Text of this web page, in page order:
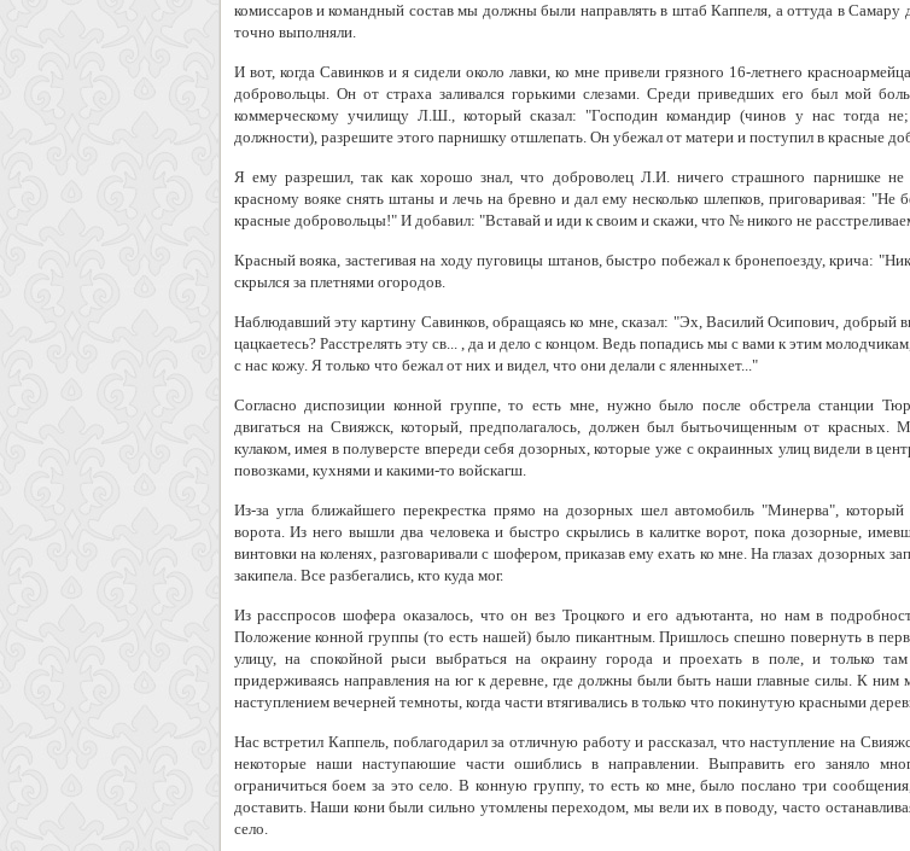
комиссаров и командный состав мы должны были направлять в штаб Каппеля, а оттуда в Самару
точно выполняли.
И вот, когда Савинков и я сидели около лавки, ко мне привели грязного 16-летнего
добровольцы. Он от страха заливался горькими слезами. Среди приведших его был мой
коммерческому училищу Л.Ш., который сказал: "Господин командир (чинов у нас тогда
должности), разрешите этого парнишку отшлепать. Он убежал от матери и поступил в красные
Я ему разрешил, так как хорошо знал, что доброволец Л.И. ничего страшного парнишке не
красному вояке снять штаны и лечь на бревно и дал ему несколько шлепков, приговаривая: "Не
красные добровольцы!" И добавил: "Вставай и иди к своим и скажи, что № никого не
Красный вояка, застегивая на ходу пуговицы штанов, быстро побежал к бронепоезду, крича:
скрылся за плетнями огородов.
Наблюдавший эту картину Савинков, обращаясь ко мне, сказал: "Эх, Василий Осипович, добрый
цацкаетесь? Расстрелять эту св... , да и дело с концом. Ведь попадись мы с вами к этим
с нас кожу. Я только что бежал от них и видел, что они делали с яленныхет..."
Согласно диспозиции конной группе, то есть мне, нужно было после обстрела станции
двигаться на Свияжск, который, предполагалось, должен был бытьочищенным от
кулаком, имея в полуверсте впереди себя дозорных, которые уже с окраинных улиц видели в
повозками, кухнями и какими-то войскагш.
Из-за угла ближайшего перекрестка прямо на дозорных шел автомобиль "Минерва", который
ворота. Из него вышли два человека и быстро скрылись в калитке ворот, пока дозорные,
винтовки на коленях, разговаривали с шофером, приказав ему ехать ко мне. На глазах дозорных
закипела. Все разбегались, кто куда мог.
Из расспросов шофера оказалось, что он вез Троцкого и его адъютанта, но нам в
Положение конной группы (то есть нашей) было пикантным. Пришлось спешно повернуть в
улицу, на спокойной рыси выбраться на окраину города и проехать в поле, и только
придерживаясь направления на юг к деревне, где должны были быть наши главные силы. К ним
наступлением вечерней темноты, когда части втягивались в только что покинутую красными
Нас встретил Каппель, поблагодарил за отличную работу и рассказал, что наступление на
некоторые наши наступаюшие части ошиблись в направлении. Выправить его заняло
ограничиться боем за это село. В конную группу, то есть ко мне, было послано три
доставить. Наши кони были сильно утомлены переходом, мы вели их в поводу, часто
село.